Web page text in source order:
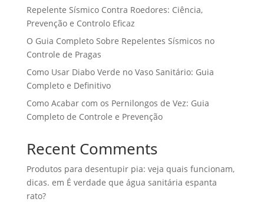
Repelente Sísmico Contra Roedores: Ciência,
Prevenção e Controlo Eficaz
O Guia Completo Sobre Repelentes Sísmicos no
Controle de Pragas
Como Usar Diabo Verde no Vaso Sanitário: Guia
Completo e Definitivo
Como Acabar com os Pernilongos de Vez: Guia
Completo de Controle e Prevenção
Recent Comments
Produtos para desentupir pia: veja quais funcionam,
dicas. em É verdade que água sanitária espanta
rato?